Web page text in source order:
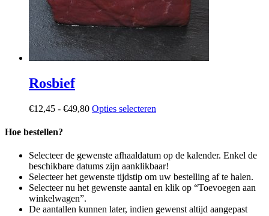
Rosbief
€12,45 - €49,80Prijsklasse:
Opties selecteren
variaties.
Deze
optie
kan
gekozen
worden
Hoe bestellen?
Selecteer de gewenste afhaaldatum op de kalender. Enkel de
beschikbare datums zijn aanklikbaar!
Selecteer het gewenste tijdstip om uw bestelling af te halen.
Selecteer nu het gewenste aantal en klik op “Toevoegen aan
winkelwagen”.
De aantallen kunnen later, indien gewenst altijd aangepast